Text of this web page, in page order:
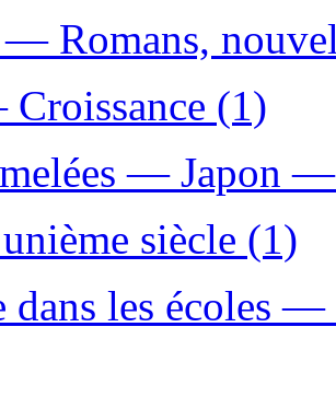
Romans,
(1)
— Japon
siècle (1)
dans les écoles